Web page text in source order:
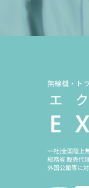
無線機・ト
一社)全国陸上
総務省 販売代
外国公館等に